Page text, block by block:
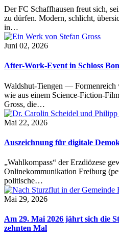
Der FC Schaffhausen freut sich,
zu dürfen. Modern, schlicht,
in…
Juni 02, 2026
After-Work-Event in Schloss
Waldshut-Tiengen —
wie aus einem Science-Fiction-
Gross, die…
Mai 22, 2026
Auszeichnung für digitale
„Wahlkompass“ der Erzdiözese
Onlinekommunikation Freiburg
politische…
Mai 29, 2026
Am 29. Mai 2026 jährt sich die
zehnten Mal